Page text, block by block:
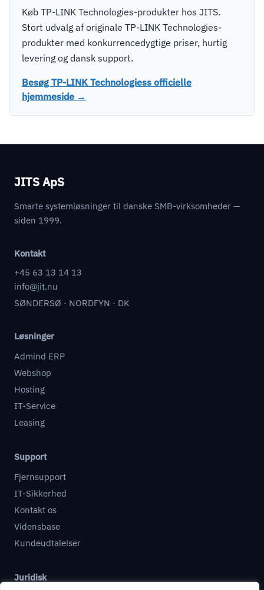
Køb TP-LINK Technologies-produkter hos JITS.
Stort udvalg af originale TP-LINK Technologies-
produkter med konkurrencedygtige priser, hurtig
levering og dansk support.
Besøg TP-LINK Technologiess officielle
hjemmeside →
JITS ApS
Smarte systemløsninger til danske SMB-virksomheder —
siden 1999.
Kontakt
+45 63 13 14 13
info@jit.nu
SØNDERSØ · NORDFYN · DK
Løsninger
Admind ERP
Webshop
Hosting
IT-Service
Leasing
Support
Fjernsupport
IT-Sikkerhed
Kontakt os
Vidensbase
Kundeudtalelser
Juridisk